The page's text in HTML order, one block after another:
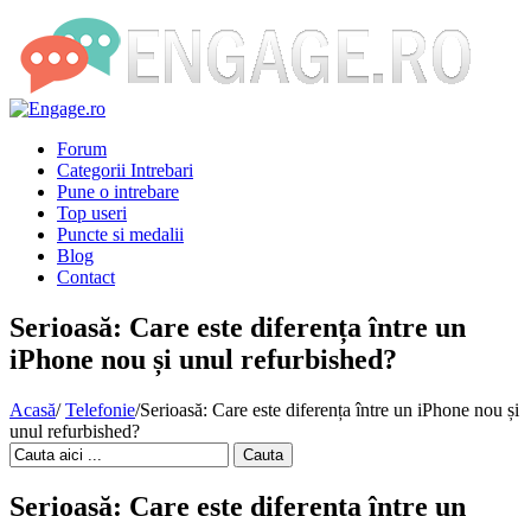
Forum
Categorii Intrebari
Pune o intrebare
Top useri
Puncte si medalii
Blog
Contact
Serioasă: Care este diferența între un
iPhone nou și unul refurbished?
Acasă/ Telefonie/Serioasă: Care este diferența între un iPhone nou și
unul refurbished?
Cauta
Serioasă: Care este diferența între un